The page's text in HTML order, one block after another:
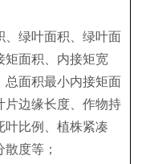
、绿叶面积、绿叶面
矩面积、内接矩宽
总面积最小内接矩面
片边缘长度、作物持
叶比例、植株紧凑
度等；